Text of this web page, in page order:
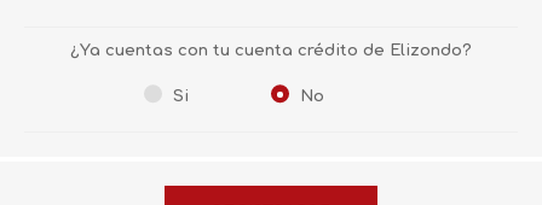
¿Ya cuentas con tu cuenta crédito de Elizondo?
Si No